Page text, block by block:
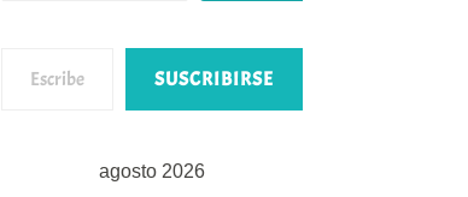
SUSCRIBIRSE
agosto 2026